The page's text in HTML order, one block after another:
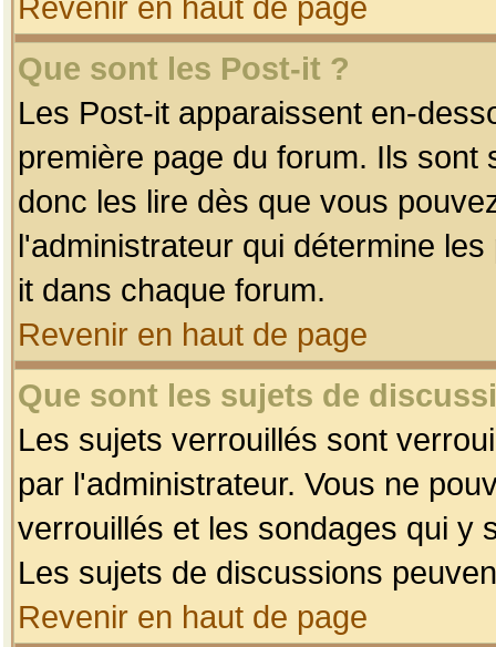
Que sont les Post-it ?
Les Post-it apparaissent en-
première page du forum. Ils
donc les lire dès que vous
l'administrateur qui détermine
it dans chaque forum.
Revenir en haut de page
Que sont les sujets de
Les sujets verrouillés sont
par l'administrateur. Vous ne
verrouillés et les sondages qui y
Les sujets de discussions
Revenir en haut de page